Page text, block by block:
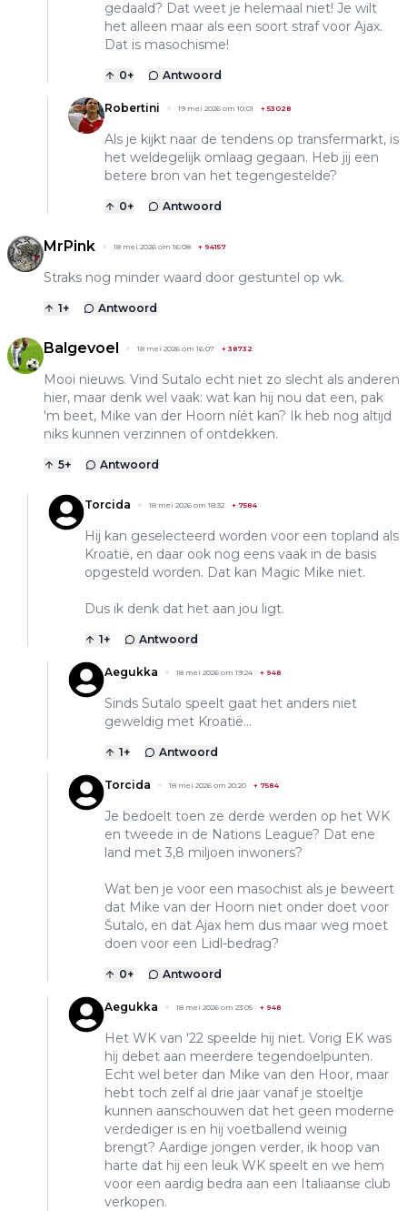
gedaald? Dat weet je helemaal niet! Je wilt
het alleen maar als een soort straf voor Ajax.
Dat is masochisme!
0+ Antwoord
Robertini 19 mei 2026 om 10:01 + 53028
Als je kijkt naar de tendens op transfermarkt, is
het weldegelijk omlaag gegaan. Heb jij een
betere bron van het tegengestelde?
0+ Antwoord
MrPink 18 mei 2026 om 16:08 + 94157
Straks nog minder waard door gestuntel op wk.
1+ Antwoord
Balgevoel 18 mei 2026 om 16:07 + 38732
Mooi nieuws. Vind Sutalo echt niet zo slecht als anderen
hier, maar denk wel vaak: wat kan hij nou dat een, pak
'm beet, Mike van der Hoorn níét kan? Ik heb nog altijd
niks kunnen verzinnen of ontdekken.
5+ Antwoord
Torcida 18 mei 2026 om 18:32 + 7584
Hij kan geselecteerd worden voor een topland als
Kroatië, en daar ook nog eens vaak in de basis
opgesteld worden. Dat kan Magic Mike niet.
Dus ik denk dat het aan jou ligt.
1+ Antwoord
Aegukka 18 mei 2026 om 19:24 + 948
Sinds Sutalo speelt gaat het anders niet
geweldig met Kroatië...
1+ Antwoord
Torcida 18 mei 2026 om 20:20 + 7584
Je bedoelt toen ze derde werden op het WK
en tweede in de Nations League? Dat ene
land met 3,8 miljoen inwoners?
Wat ben je voor een masochist als je beweert
dat Mike van der Hoorn niet onder doet voor
Šutalo, en dat Ajax hem dus maar weg moet
doen voor een Lidl-bedrag?
0+ Antwoord
Aegukka 18 mei 2026 om 23:05 + 948
Het WK van '22 speelde hij niet. Vorig EK was
hij debet aan meerdere tegendoelpunten.
Echt wel beter dan Mike van den Hoor, maar
hebt toch zelf al drie jaar vanaf je stoeltje
kunnen aanschouwen dat het geen moderne
verdediger is en hij voetballend weinig
brengt? Aardige jongen verder, ik hoop van
harte dat hij een leuk WK speelt en we hem
voor een aardig bedra aan een Italiaanse club
verkopen.